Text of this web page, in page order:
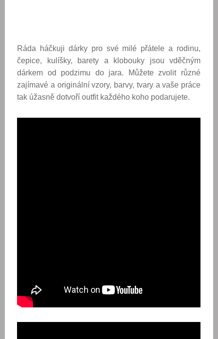
Ráda háčkuji dárky pro své milé přátele a rodinu,
čepice, kulíšky, barety a klobouky jsou vděčným
dárkem od podzimu do jara. Můžete zvolit různé
zajímavé a originální vzory, barvy, tvary a vaše práce
tak úžasně dotvoří outfit každého koho podarujete.